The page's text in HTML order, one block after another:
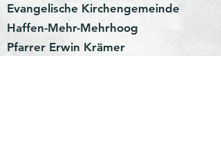
Evangelische Kirchengemeinde
Haffen-Mehr-Mehrhoog
Pfarrer Erwin Krämer